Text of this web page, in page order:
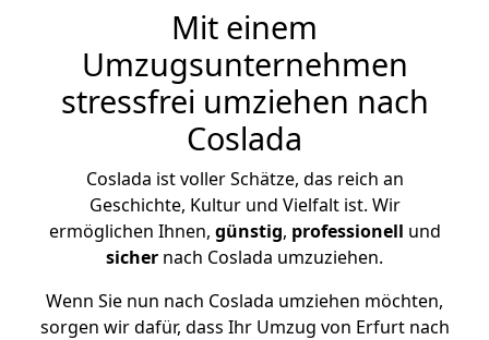
Mit einem
Umzugsunternehmen
stressfrei umziehen nach
Coslada
Coslada ist voller Schätze, das reich an
Geschichte, Kultur und Vielfalt ist. Wir
ermöglichen Ihnen, günstig, professionell und
sicher nach Coslada umzuziehen.
Wenn Sie nun nach Coslada umziehen möchten,
sorgen wir dafür, dass Ihr Umzug von Erfurt nach